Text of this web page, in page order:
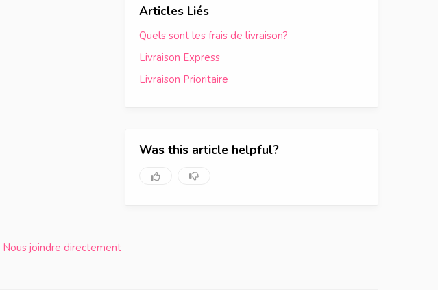
Articles Liés
Quels sont les frais de livraison?
Livraison Express
Livraison Prioritaire
Was this article helpful?
Nous joindre directement